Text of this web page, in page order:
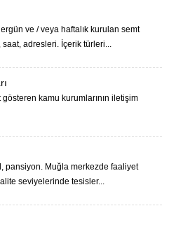
ve / veya haftalık kurulan semt
saat, adresleri. İçerik türleri...
kamu kurumlarının iletişim
pansiyon. Muğla merkezde faaliyet
seviyelerinde tesisler...